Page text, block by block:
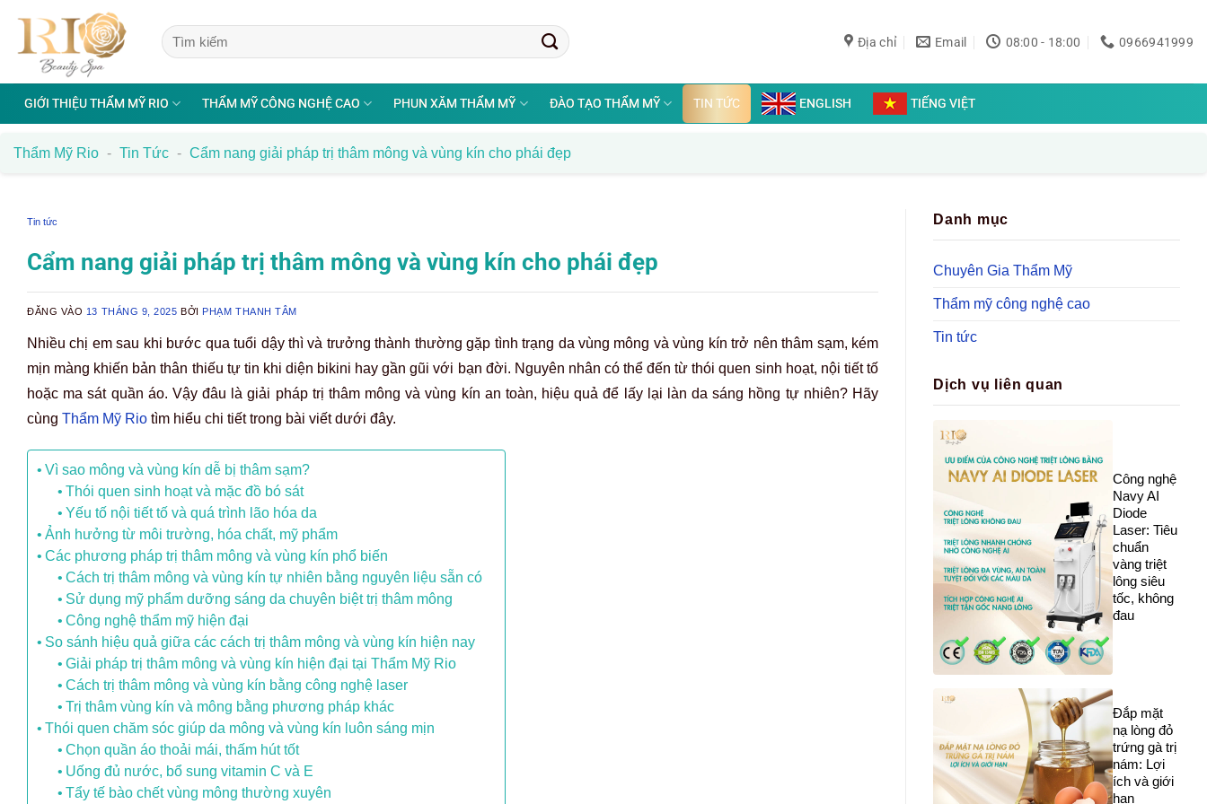
nội
Địa chỉ Email 08:00 - 18:00 0966941999
GIỚI THIỆU THẨM MỸ RIO THẨM MỸ CÔNG NGHỆ CAO PHUN XĂM THẨM MỸ ĐÀO TẠO THẨM MỸ TIN TỨC ENGLISH TIẾNG VIỆT
Thẩm Mỹ Rio - Tin Tức - Cẩm nang giải pháp trị thâm mông và vùng kín cho phái đẹp
Tin tức
Cẩm nang giải pháp trị thâm mông và vùng kín cho phái đẹp
ĐĂNG VÀO 13 THÁNG 9, 2025 BỞI PHẠM THANH TÂM
Nhiều chị em sau khi bước qua tuổi dậy thì và trưởng thành thường gặp tình trạng da vùng mông và vùng kín trở nên thâm sạm, kém
mịn màng khiến bản thân thiếu tự tin khi diện bikini hay gần gũi với bạn đời. Nguyên nhân có thể đến từ thói quen sinh hoạt, nội tiết tố
hoặc ma sát quần áo. Vậy đâu là giải pháp trị thâm mông và vùng kín an toàn, hiệu quả để lấy lại làn da sáng hồng tự nhiên? Hãy
cùng Thẩm Mỹ Rio tìm hiểu chi tiết trong bài viết dưới đây.
Vì sao mông và vùng kín dễ bị thâm sạm?
Thói quen sinh hoạt và mặc đồ bó sát
Yếu tố nội tiết tố và quá trình lão hóa da
Ảnh hưởng từ môi trường, hóa chất, mỹ phẩm
Các phương pháp trị thâm mông và vùng kín phổ biến
Cách trị thâm mông và vùng kín tự nhiên bằng nguyên liệu sẵn có
Sử dụng mỹ phẩm dưỡng sáng da chuyên biệt trị thâm mông
Công nghệ thẩm mỹ hiện đại
So sánh hiệu quả giữa các cách trị thâm mông và vùng kín hiện nay
Giải pháp trị thâm mông và vùng kín hiện đại tại Thẩm Mỹ Rio
Cách trị thâm mông và vùng kín bằng công nghệ laser
Trị thâm vùng kín và mông bằng phương pháp khác
Thói quen chăm sóc giúp da mông và vùng kín luôn sáng mịn
Chọn quần áo thoải mái, thấm hút tốt
Uống đủ nước, bổ sung vitamin C và E
Tẩy tế bào chết vùng mông thường xuyên
Danh mục
Chuyên Gia Thẩm Mỹ
Thẩm mỹ công nghệ cao
Tin tức
Dịch vụ liên quan
Công nghệ
Navy AI
Diode
Laser: Tiêu
chuẩn
vàng triệt
lông siêu
tốc, không
đau
Đắp mặt
nạ lòng đỏ
trứng gà trị
nám: Lợi
ích và giới
hạn